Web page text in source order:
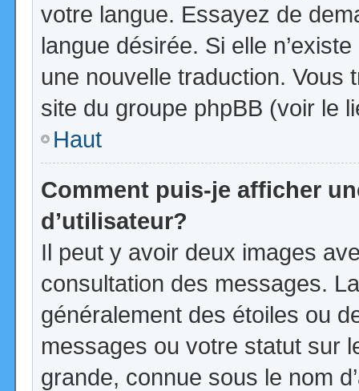
votre langue. Essayez de
langue désirée. Si elle
une nouvelle traduction. Vous
site du groupe phpBB (voir le
Haut
Comment puis-je afficher
d’utilisateur?
Il peut y avoir deux images
consultation des messages.
généralement des étoiles ou
messages ou votre statut sur
grande, connue sous le nom